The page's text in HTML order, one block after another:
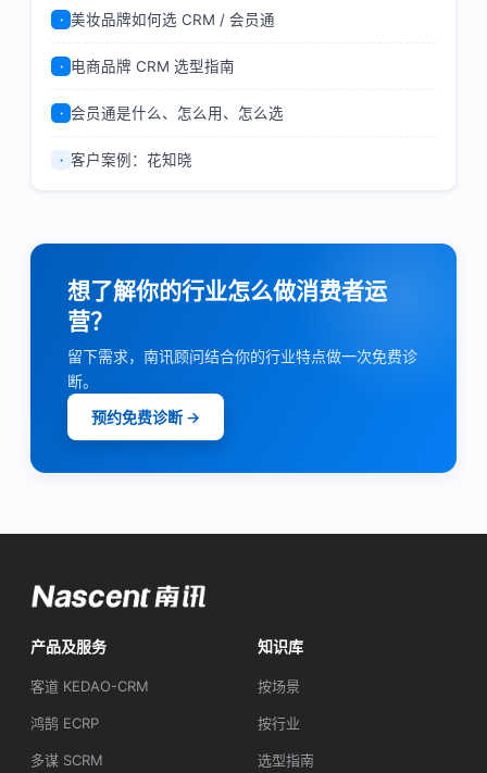
· 美妆品牌如何选 CRM / 会员通
· 电商品牌 CRM 选型指南
· 会员通是什么、怎么用、怎么选
· 客户案例：花知晓
想了解你的行业怎么做消费者运
营？
留下需求，南讯顾问结合你的行业特点做一次免费诊
断。
预约免费诊断 →
产品及服务
客道 KEDAO-CRM
鸿鹄 ECRP
多谋 SCRM
知识库
按场景
按行业
选型指南